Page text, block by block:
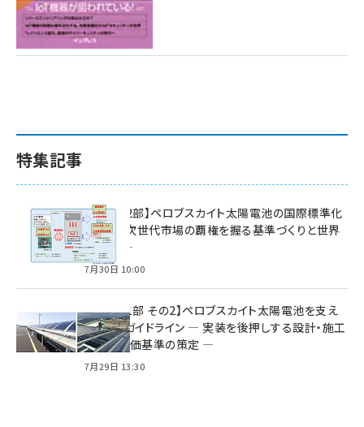
特集記事
特集【第2部】ペロブスカイト太陽電池の国際標準化
戦略 ― 次世代市場の覇権を握る基準づくりと世界
の動向 ―
7月30日 10:00
特集【第1部 その2】ペロブスカイト太陽電池を支え
る2つのガイドライン ― 実装を後押しする設計・施工
方針と評価基準の策定 ―
7月29日 13:30